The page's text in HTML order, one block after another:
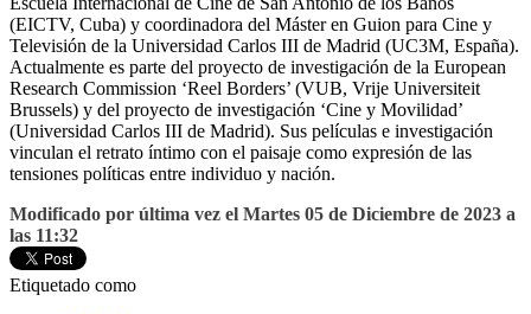
(EICTV, Cuba) y coordinadora del Máster en Guion para Cine y
Televisión de la Universidad Carlos III de Madrid (UC3M, España).
Actualmente es parte del proyecto de investigación de la European
Research Commission ‘Reel Borders’ (VUB, Vrije Universiteit
Brussels) y del proyecto de investigación ‘Cine y Movilidad’
(Universidad Carlos III de Madrid). Sus películas e investigación
vinculan el retrato íntimo con el paisaje como expresión de las
tensiones políticas entre individuo y nación.
Modificado por última vez el Martes 05 de Diciembre de 2023 a
las 11:32
Etiquetado como